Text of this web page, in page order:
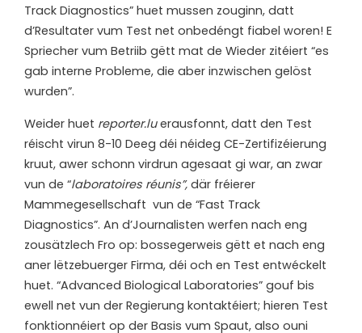
Track Diagnostics” huet mussen zouginn, datt
d’Resultater vum Test net onbedéngt fiabel woren! E
Spriecher vum Betriib gëtt mat de Wieder zitéiert “es
gab interne Probleme, die aber inzwischen gelöst
wurden”.
Weider huet reporter.luerausfonnt, datt den Test
réischt virun 8-10 Deeg déi néideg CE-Zertifizéierung
kruut, awer schonn virdrun agesaat gi war, an zwar
vun de “laboratoires réunis”, där fréierer
Mammegesellschaft vun de “Fast Track
Diagnostics”. An d’Journalisten werfen nach eng
zousätzlech Fro op: bossegerweis gëtt et nach eng
aner lëtzebuerger Firma, déi och en Test entwéckelt
huet. “Advanced Biological Laboratories” gouf bis
ewell net vun der Regierung kontaktéiert; hieren Test
fonktionnéiert op der Basis vum Spaut, also ouni